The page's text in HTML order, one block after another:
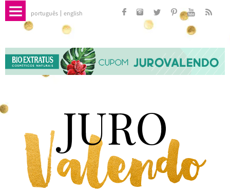
português english